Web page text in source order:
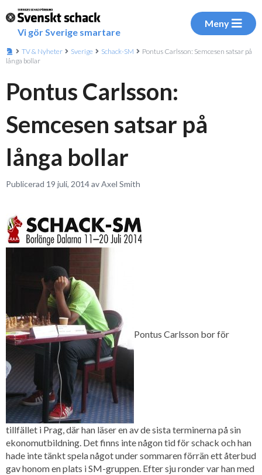
Vi gör Sverige smartare
Meny
TV & Nyheter Sverige Schack-SM
Pontus Carlsson: Semcesen satsar på
långa bollar
Pontus Carlsson:
Semcesen satsar på
långa bollar
Publicerad 19 juli, 2014 av Axel Smith
Pontus Carlsson bor för
tillfället i Prag, där han läser en av de sista terminerna på sin
ekonomutbildning. Det finns inte någon tid för schack och han
hade inte tänkt spela något under sommaren förrän ett återbud
gav honom en plats i SM-gruppen. Efter sju ronder var han med